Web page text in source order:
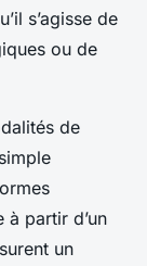
s’agisse de
ou de
de
partir d’un
un